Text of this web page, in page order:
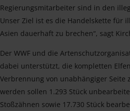
Regierungsmitarbeiter sind in den
Unser Ziel ist es die Handelskette für
Asien dauerhaft zu brechen“, sagt
Der WWF und die
dabei unterstützt, die kompletten
Verbrennung von unabhängiger
werden sollen 1.293 Stück
Stoßzähnen sowie 17.730 Stück